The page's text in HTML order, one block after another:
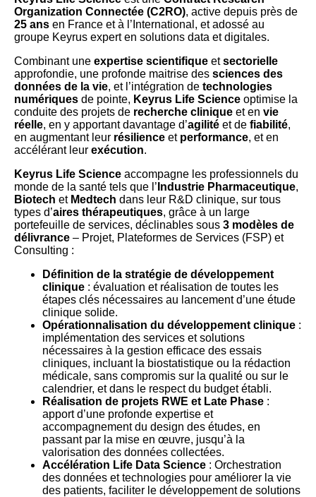
Organization Connectée (C2RO), active depuis près de
25 ans en France et à l’International, et adossé au
groupe Keyrus expert en solutions data et digitales.
Combinant une expertise scientifique etsectorielle
approfondie, une profonde maitrise des sciences des
données de la vie, et l’intégration de technologies
numériques de pointe, Keyrus Life Science optimise la
conduite des projets de recherche clinique et en vie
réelle, en y apportant davantage d’agilité et de fiabilité,
en augmentant leur résilience et performance, et en
accélérant leur exécution.
Keyrus Life Science accompagne les professionnels du
monde de la santé tels que l’ Industrie Pharmaceutique,
Biotech et Medtech dans leur R&D clinique, sur tous
types d’aires thérapeutiques, grâce à un large
portefeuille de services, déclinables sous 3 modèles de
délivrance – Projet, Plateformes de Services (FSP) et
Consulting :
Définition de la stratégie de développement
clinique : évaluation et réalisation de toutes les
étapes clés nécessaires au lancement d’une étude
clinique solide.
Opérationnalisation du développement clinique :
implémentation des services et solutions
nécessaires à la gestion efficace des essais
cliniques, incluant la biostatistique ou la rédaction
médicale, sans compromis sur la qualité ou sur le
calendrier, et dans le respect du budget établi.
Réalisation de projets RWE et Late Phase :
apport d’une profonde expertise et
accompagnement du design des études, en
passant par la mise en œuvre, jusqu’à la
valorisation des données collectées.
Accélération Life Data Science : Orchestration
des données et technologies pour améliorer la vie
des patients, faciliter le développement de solutions